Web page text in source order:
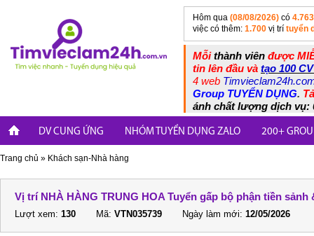
Hôm qua (08/08/2026) có 4.763
việc có thêm: 1.700 vị trí tuyển
Mỗithành viên được
tin lên đầu và tạo 100
4 web
Group TUYỂN DỤNG.
ánh chất lượng dịch vụ:
DV CUNG ỨNG NHÓM TUYỂN DỤNG ZALO 200+
Trang chủ » Khách sạn-Nhà hàng
Vị trí NHÀ HÀNG TRUNG HOA Tuyển gấp bộ phận tiền sảnh
Lượt xem: 130 Mã: VTN035739 Ngày làm mới: 12/05/2026